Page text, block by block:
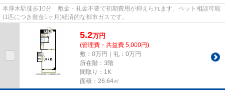
本厚木駅徒歩10分 敷金・礼金不要で初期費用が抑えられます。ペット相談可能
(1匹につき敷金1ヶ月)経済的な都市ガスです。
5.2万円
(管理費・共益費 5,000円)
敷：0万円｜礼：0万円
所在階：3階
間取り：1K
面積：26.64㎡